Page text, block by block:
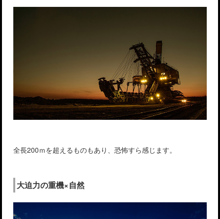
全長200ｍを超えるものもあり、恐怖すら感じます。
大迫力の重機×自然